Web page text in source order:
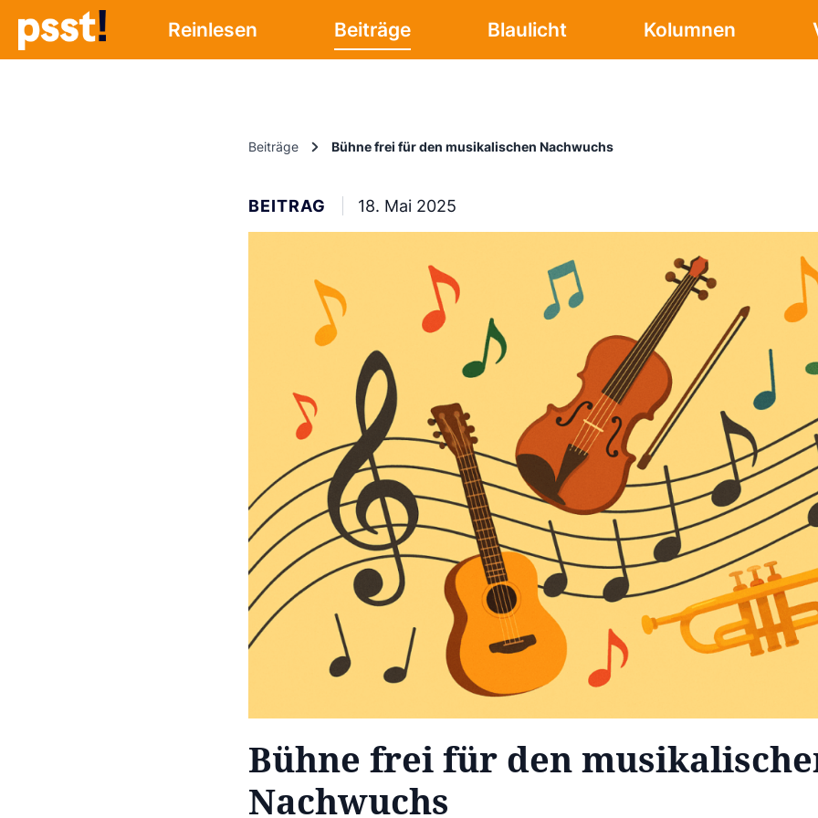
Reinlesen Beiträge Blaulicht Kolumnen
Beiträge Bühne frei für den musikalischen Nachwuchs
BEITRAG 18. Mai 2025
Bühne frei für den
Nachwuchs